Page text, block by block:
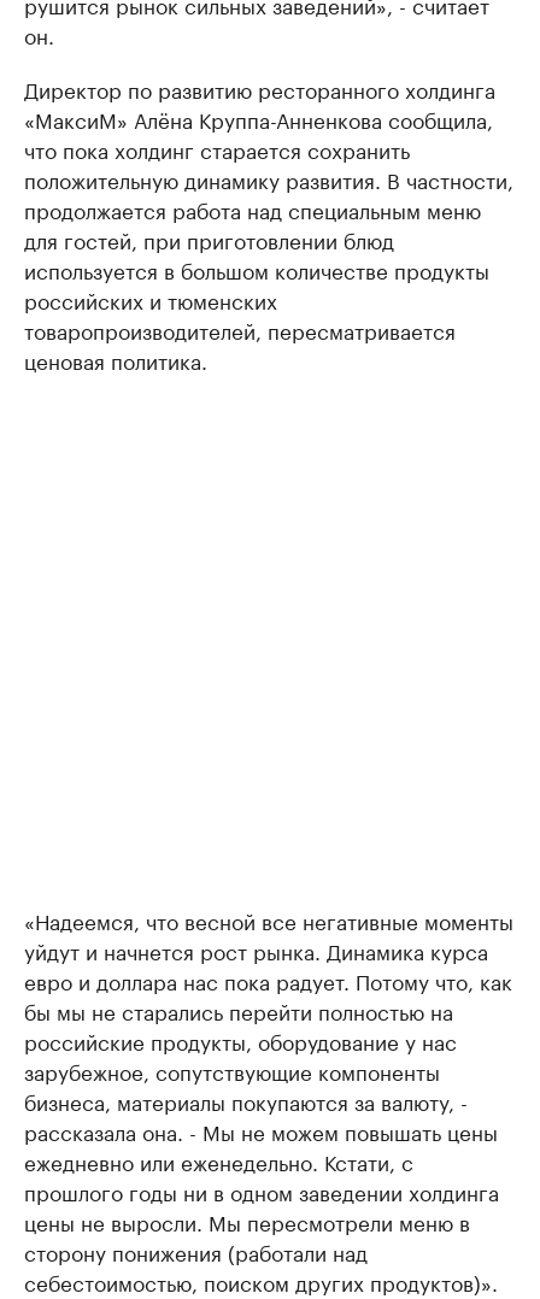
он.
Директор по развитию ресторанного холдинга
«МаксиМ» Алёна Круппа-Анненкова сообщила,
что пока холдинг старается сохранить
положительную динамику развития. В частности,
продолжается работа над специальным меню
для гостей, при приготовлении блюд
используется в большом количестве продукты
российских и тюменских
товаропроизводителей, пересматривается
ценовая политика.
«Надеемся, что весной все негативные моменты
уйдут и начнется рост рынка. Динамика курса
евро и доллара нас пока радует. Потому что, как
бы мы не старались перейти полностью на
российские продукты, оборудование у нас
зарубежное, сопутствующие компоненты
бизнеса, материалы покупаются за валюту, -
рассказала она. - Мы не можем повышать цены
ежедневно или еженедельно. Кстати, с
прошлого годы ни в одном заведении холдинга
цены не выросли. Мы пересмотрели меню в
сторону понижения (работали над
себестоимостью, поиском других продуктов)».